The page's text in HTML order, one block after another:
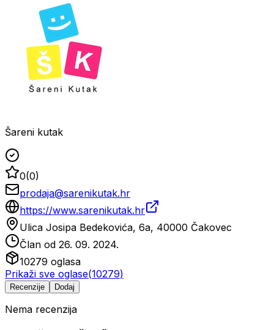
Šareni kutak
0(0)
prodaja@sarenikutak.hr
https://www.sarenikutak.hr
Ulica Josipa Bedekovića, 6a, 40000 Čakovec
Član od 26. 09. 2024.
10279 oglasa
Prikaži sve oglase(10279)
Recenzije Dodaj
Nema recenzija